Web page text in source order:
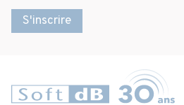
S'inscrire